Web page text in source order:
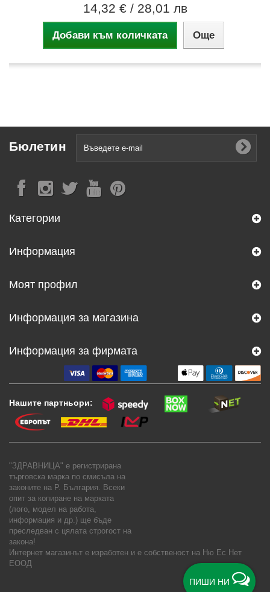
ПИШИ НИ
14,32 € / 28,01 лв
Добави към количката Още
Бюлетин
Категории
Информация
Моят профил
Информация за магазина
Информация за фирмата
Нашите партньори:
"ЗДРАВНИЦА" е регистрирана
търговска марка по смисъла на
законите на Р. България. Всеки
опит за копиране на марката
(лого, модел на работа,
информация и др.) ще бъде
преследван с цялата строгост на
закона!
Интернет магазинът е изработен и е собственост на Ню Ес Нет
ЕООД